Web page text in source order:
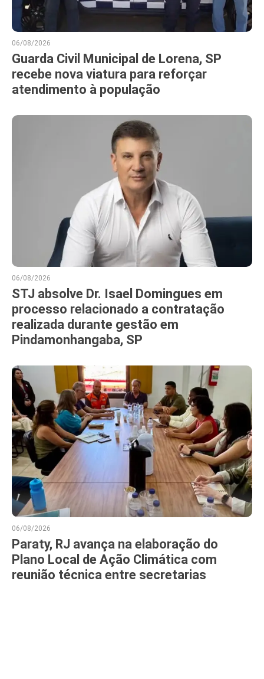
06/08/2026
Guarda Civil Municipal de Lorena, SP
recebe nova viatura para reforçar
atendimento à população
06/08/2026
STJ absolve Dr. Isael Domingues em
processo relacionado a contratação
realizada durante gestão em
Pindamonhangaba, SP
06/08/2026
Paraty, RJ avança na elaboração do
Plano Local de Ação Climática com
reunião técnica entre secretarias